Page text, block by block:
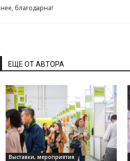
благодарна!
ЕЩЕ ОТ АВТОРА
Выставки, мероприятия